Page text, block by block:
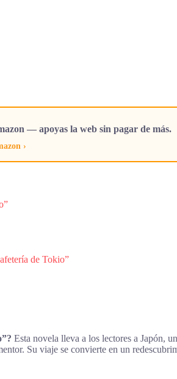
— apoyas la web sin pagar de más.
›
de Tokio”
Esta novela lleva a los lectores a Japón,
Su viaje se convierte en un